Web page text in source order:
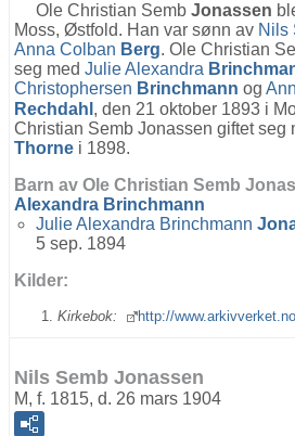
Ole Christian Semb Jonassen
Moss, Østfold. Han var sønn av Nils
Anna Colban Berg. Ole Christian
seg med Julie Alexandra
Christophersen Brinchmann og
Rechdahl , den 21 oktober 1893 i
Christian Semb Jonassen giftet seg
Thorne i 1898.
Barn av Ole Christian Semb
Alexandra Brinchmann
Julie Alexandra Brinchmann
5 sep. 1894
Kilder:
Kirkebok: http://
Nils Semb Jonassen
M, f. 1815, d. 26 mars 1904